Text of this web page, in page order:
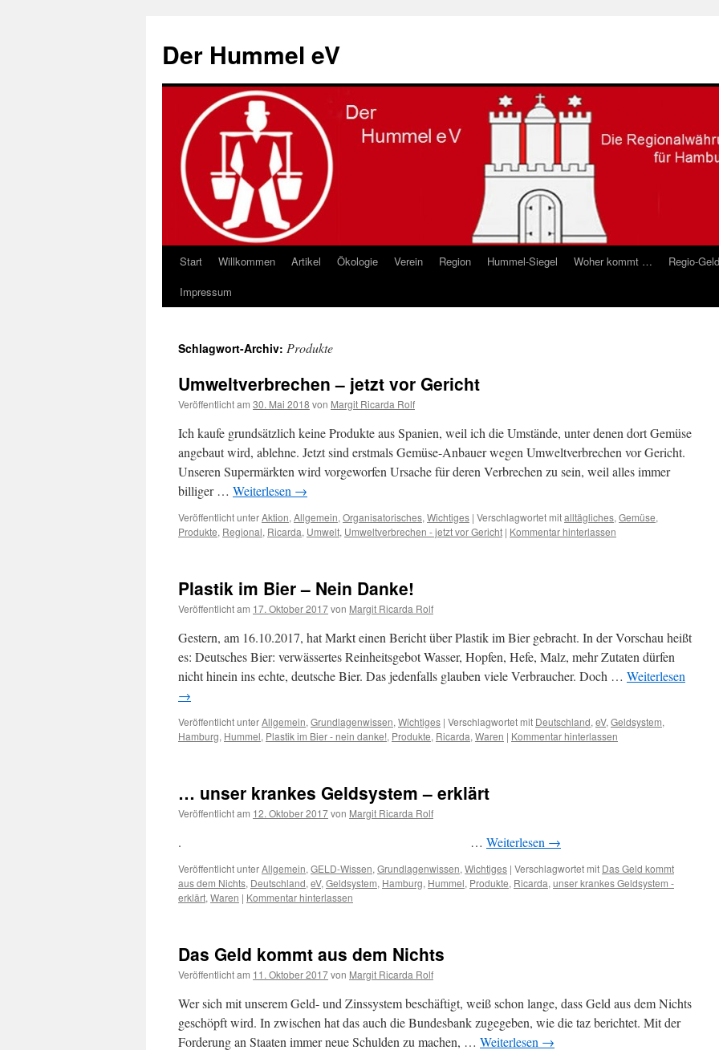
springen
Der Hummel eV
Start Willkommen Artikel Ökologie Verein Region Hummel-Siegel Woher kommt … Regio-Geld
Impressum
Schlagwort-Archiv: Produkte
Umweltverbrechen – jetzt vor Gericht
Veröffentlicht am 30. Mai 2018 von Margit Ricarda Rolf
Ich kaufe grundsätzlich keine Produkte aus Spanien, weil ich die Umstände, unter denen dort Gemüse
angebaut wird, ablehne. Jetzt sind erstmals Gemüse-Anbauer wegen Umweltverbrechen vor Gericht.
Unseren Supermärkten wird vorgeworfen Ursache für deren Verbrechen zu sein, weil alles immer
billiger … Weiterlesen →
Veröffentlicht unterAktion, Allgemein, Organisatorisches, Wichtiges | Verschlagwortet mitalltägliches, Gemüse,
Produkte, Regional, Ricarda, Umwelt, Umweltverbrechen - jetzt vor Gericht | Kommentar hinterlassen
Plastik im Bier – Nein Danke!
Veröffentlicht am 17. Oktober 2017von Margit Ricarda Rolf
Gestern, am 16.10.2017, hat Markt einen Bericht über Plastik im Bier gebracht. In der Vorschau heißt
es: Deutsches Bier: verwässertes Reinheitsgebot Wasser, Hopfen, Hefe, Malz, mehr Zutaten dürfen
nicht hinein ins echte, deutsche Bier. Das jedenfalls glauben viele Verbraucher. Doch … Weiterlesen
→
Veröffentlicht unterAllgemein, Grundlagenwissen, Wichtiges | Verschlagwortet mit Deutschland, eV, Geldsystem,
Hamburg, Hummel, Plastik im Bier - nein danke!, Produkte, Ricarda, Waren | Kommentar hinterlassen
… unser krankes Geldsystem – erklärt
Veröffentlicht am 12. Oktober 2017von Margit Ricarda Rolf
. … Weiterlesen →
Veröffentlicht unterAllgemein, GELD-Wissen, Grundlagenwissen, Wichtiges | Verschlagwortet mit Das Geld kommt
aus dem Nichts, Deutschland, eV, Geldsystem, Hamburg, Hummel, Produkte, Ricarda, unser krankes Geldsystem -
erklärt, Waren | Kommentar hinterlassen
Das Geld kommt aus dem Nichts
Veröffentlicht am 11. Oktober 2017von Margit Ricarda Rolf
Wer sich mit unserem Geld- und Zinssystem beschäftigt, weiß schon lange, dass Geld aus dem Nichts
geschöpft wird. In zwischen hat das auch die Bundesbank zugegeben, wie die taz berichtet. Mit der
Forderung an Staaten immer neue Schulden zu machen, … Weiterlesen →